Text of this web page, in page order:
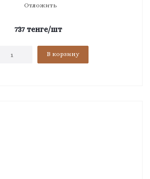
Отложить
737тенге/шт
В корзину